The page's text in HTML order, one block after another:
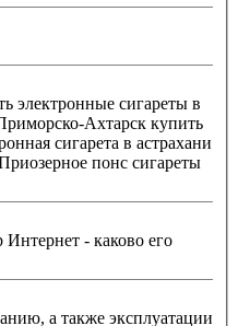
электронные сигареты в